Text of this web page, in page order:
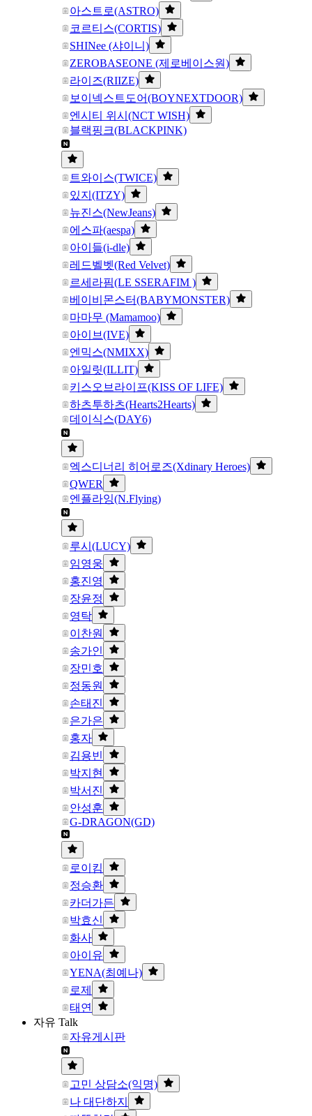
아스트로(ASTRO)
코르티스(CORTIS)
SHINee (샤이니)
ZEROBASEONE (제로베이스원)
라이즈(RIIZE)
보이넥스트도어(BOYNEXTDOOR)
엔시티 위시(NCT WISH)
블랙핑크(BLACKPINK)
트와이스(TWICE)
있지(ITZY)
뉴진스(NewJeans)
에스파(aespa)
아이들(i-dle)
레드벨벳(Red Velvet)
르세라핌(LE SSERAFIM )
베이비몬스터(BABYMONSTER)
마마무 (Mamamoo)
아이브(IVE)
엔믹스(NMIXX)
아일릿(ILLIT)
키스오브라이프(KISS OF LIFE)
하츠투하츠(Hearts2Hearts)
데이식스(DAY6)
엑스디너리 히어로즈(Xdinary Heroes)
QWER
엔플라잉(N.Flying)
루시(LUCY)
임영웅
홍진영
장윤정
영탁
이찬원
송가인
장민호
정동원
손태진
은가은
홍자
김용빈
박지현
박서진
안성훈
G-DRAGON(GD)
로이킴
정승환
카더가든
박효신
화사
아이유
YENA(최예나)
로제
태연
자유 Talk
자유게시판
고민 상담소(익명)
나 대단하지